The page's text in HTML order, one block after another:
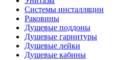
Системы инсталляции
Раковины
Душевые поддоны
Душевые гарнитуры
Душевые лейки
Душевые кабины